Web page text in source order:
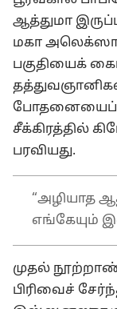
ஆத்துமா
மகா
பகுதியைக்
போதனையைப்
சீக்கிரத்தில்
பரவியது.
“அழியாத
எங்கேயும்
முதல்
பிரிவைச்